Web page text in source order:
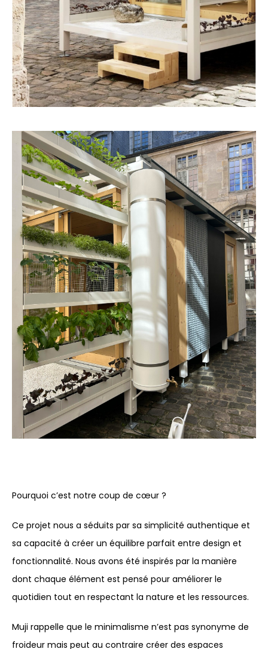
Pourquoi c’est notre coup de cœur ?
Ce projet nous a séduits par sa simplicité authentique et
sa capacité à créer un équilibre parfait entre design et
fonctionnalité. Nous avons été inspirés par la manière
dont chaque élément est pensé pour améliorer le
quotidien tout en respectant la nature et les ressources.
Muji rappelle que le minimalisme n’est pas synonyme de
froideur mais peut au contraire créer des espaces